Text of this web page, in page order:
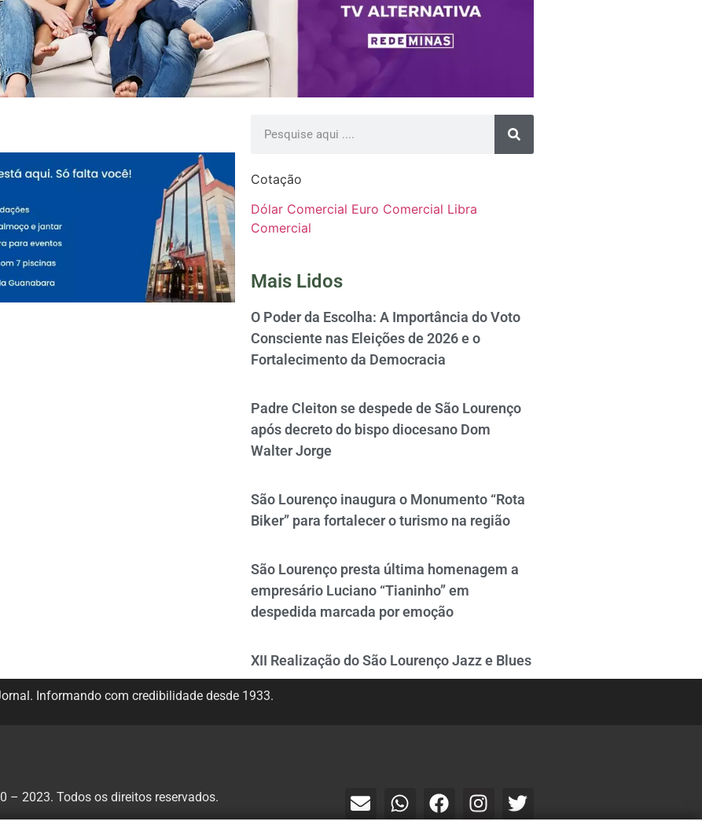
Cotação
Dólar Comercial Euro Comercial Libra
Comercial
Mais Lidos
O Poder da Escolha: A Importância do Voto
Consciente nas Eleições de 2026 e o
Fortalecimento da Democracia
Padre Cleiton se despede de São Lourenço
após decreto do bispo diocesano Dom
Walter Jorge
São Lourenço inaugura o Monumento “Rota
Biker” para fortalecer o turismo na região
São Lourenço presta última homenagem a
empresário Luciano “Tianinho” em
despedida marcada por emoção
XII Realização do São Lourenço Jazz e Blues
Informando com credibilidade desde 1933.
– 2023. Todos os direitos reservados.